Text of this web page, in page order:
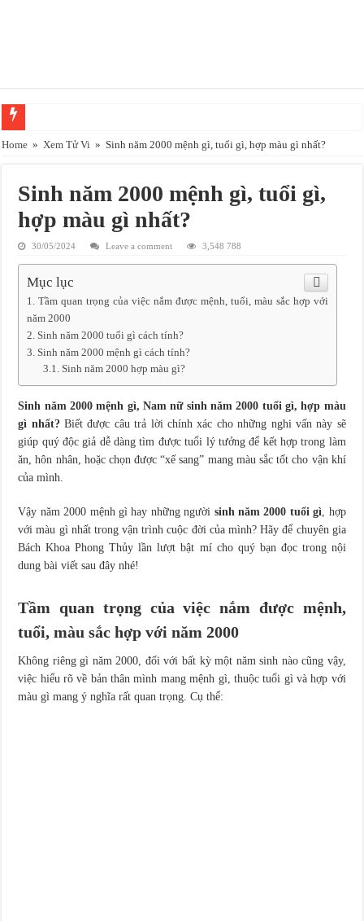
Xem bói hắt xì hơi theo giờ, ngày chính xác nhất 2025
Phong thủy bàn làm việc – Cách bài trí giúp tài lộc hưng thịnh
Cây để bàn làm việc theo tuổi giúp chủ nhân gặp may mắn thành công
Tuổi Quý Dậu Sinh năm 1993 hợp với cây gì nhất?
Có nên trồng cây Nguyệt Quế trước nhà để tốt cho phong thủy?
Tuổi Thân hợp màu gì? cách chọn màu sắc cho nam nữ tuổi thân năm 2023
Tuổi Thìn mua xe màu gì hợp phong thủy
Sinh năm 2027 mệnh gì, là năm con gì, hợp tuổi nào nhất?
Home » Xem Tử Vi » Sinh năm 2000 mệnh gì, tuổi gì, hợp màu gì nhất?
Sinh năm 2000 mệnh gì, tuổi gì,
hợp màu gì nhất?
30/05/2024 Leave a comment 3,548 788
Mục lục
Tầm quan trọng của việc nắm được mệnh, tuổi, màu sắc hợp với
năm 2000
Sinh năm 2000 tuổi gì cách tính?
Sinh năm 2000 mệnh gì cách tính?
Sinh năm 2000 hợp màu gì?
Sinh năm 2000 mệnh gì, Nam nữ sinh năm 2000 tuổi gì, hợp màu
gì nhất?Biết được câu trả lời chính xác cho những nghi vấn này sẽ
giúp quý độc giả dễ dàng tìm được tuổi lý tưởng để kết hợp trong làm
ăn, hôn nhân, hoặc chọn được “xế sang” mang màu sắc tốt cho vận khí
của mình.
Vậy năm 2000 mệnh gì hay những người sinh năm 2000 tuổi gì, hợp
với màu gì nhất trong vận trình cuộc đời của mình? Hãy để chuyên gia
Bách Khoa Phong Thủy lần lượt bật mí cho quý bạn đọc trong nội
dung bài viết sau đây nhé!
Tầm quan trọng của việc nắm được mệnh,
tuổi, màu sắc hợp với năm 2000
Không riêng gì năm 2000, đối với bất kỳ một năm sinh nào cũng vậy,
việc hiểu rõ về bản thân mình mang mệnh gì, thuộc tuổi gì và hợp với
màu gì mang ý nghĩa rất quan trọng. Cụ thể: